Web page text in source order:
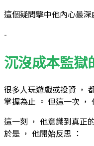
這個疑問擊中他內心最
-
沉沒成本監獄
很多人玩遊戲或投資 ，
掌握為止 。 但這一次
這一刻 ， 他意識到真正
於是 ， 他開始反思 ：